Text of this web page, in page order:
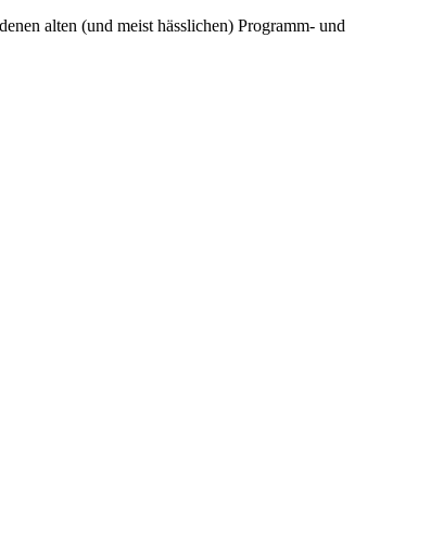
alten (und meist hässlichen) Programm- und